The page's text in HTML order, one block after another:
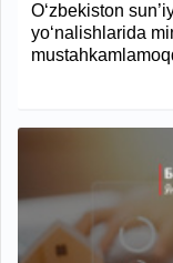
O‘zbekiston
yo‘nalishlarida